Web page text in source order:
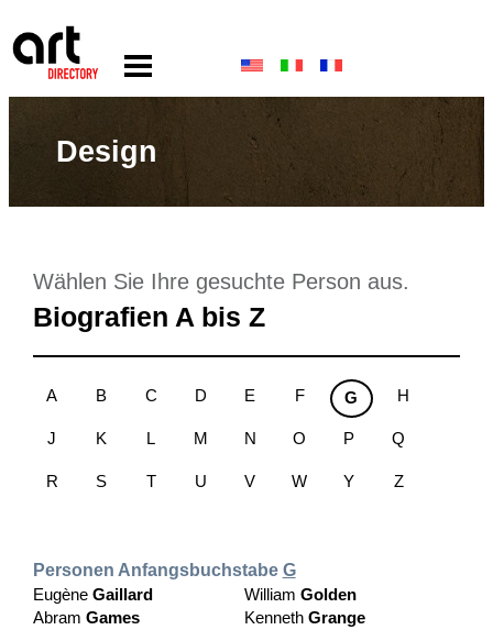
Design
Wählen Sie Ihre gesuchte Person aus.
Biografien A bis Z
A B C D E F G H
J K L M N O P Q
R S T U V W Y Z
Personen Anfangsbuchstabe G
Eugène Gaillard
Abram Games
William Golden
Kenneth Grange